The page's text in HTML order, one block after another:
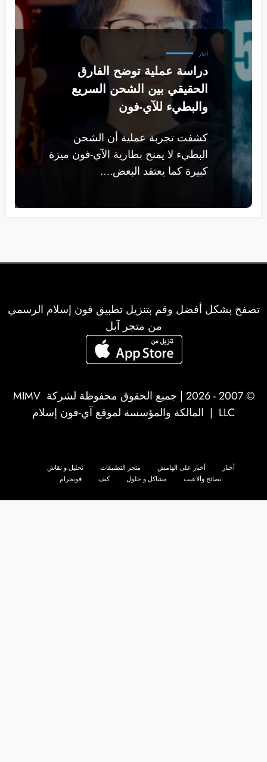
أخبار
دراسة عملية توضح الفارق
الحقيقي بين الشحن السريع
والبطيء للآي-فون
كشفت تجربة عملية أن الشحن
البطيء لا يمنح بطارية الآي-فون ميزة
كبيرة كما يعتقد البعض.…
تصفح بشكل أفضل وقم بتنزيل تطبيق فون إسلام الرسمي
من متجر آبل
© 2007 - 2026 | جميع الحقوق محفوظة لشركة
MIMV
LLC | المالكة والمؤسسة لموقع آي-فون إسلام
أخبار أخبار على الهامش متجر التطبيقات
تحليل و نقاش
نصائح وألاعيب
مشاكل و حلول كيف فونجرام